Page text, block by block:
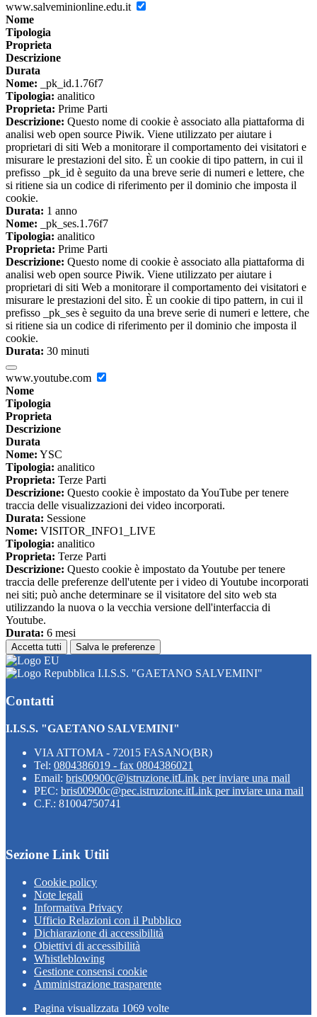
www.salveminionline.edu.it
Nome
Tipologia
Proprieta
Descrizione
Durata
Nome: _pk_id.1.76f7
Tipologia: analitico
Proprieta: Prime Parti
Descrizione: Questo nome di cookie è associato alla piattaforma di
analisi web open source Piwik. Viene utilizzato per aiutare i
proprietari di siti Web a monitorare il comportamento dei visitatori e
misurare le prestazioni del sito. È un cookie di tipo pattern, in cui il
prefisso _pk_id è seguito da una breve serie di numeri e lettere, che
si ritiene sia un codice di riferimento per il dominio che imposta il
cookie.
Durata: 1 anno
Nome: _pk_ses.1.76f7
Tipologia: analitico
Proprieta: Prime Parti
Descrizione: Questo nome di cookie è associato alla piattaforma di
analisi web open source Piwik. Viene utilizzato per aiutare i
proprietari di siti Web a monitorare il comportamento dei visitatori e
misurare le prestazioni del sito. È un cookie di tipo pattern, in cui il
prefisso _pk_ses è seguito da una breve serie di numeri e lettere, che
si ritiene sia un codice di riferimento per il dominio che imposta il
cookie.
Durata: 30 minuti
www.youtube.com
Nome
Tipologia
Proprieta
Descrizione
Durata
Nome: YSC
Tipologia: analitico
Proprieta: Terze Parti
Descrizione: Questo cookie è impostato da YouTube per tenere
traccia delle visualizzazioni dei video incorporati.
Durata: Sessione
Nome: VISITOR_INFO1_LIVE
Tipologia: analitico
Proprieta: Terze Parti
Descrizione: Questo cookie è impostato da Youtube per tenere
traccia delle preferenze dell'utente per i video di Youtube incorporati
nei siti; può anche determinare se il visitatore del sito web sta
utilizzando la nuova o la vecchia versione dell'interfaccia di
Youtube.
Durata: 6 mesi
Accetta tutti Salva le preferenze
I.I.S.S. "GAETANO SALVEMINI"
Contatti
I.I.S.S. "GAETANO SALVEMINI"
VIA ATTOMA - 72015 FASANO(BR)
Tel: 0804386019 - fax 0804386021
Email: bris00900c@istruzione.itLink per inviare una mail
PEC: bris00900c@pec.istruzione.itLink per inviare una mail
C.F.: 81004750741
Sezione Link Utili
Cookie policy
Note legali
Informativa Privacy
Ufficio Relazioni con il Pubblico
Dichiarazione di accessibilità
Obiettivi di accessibilità
Whistleblowing
Gestione consensi cookie
Amministrazione trasparente
Pagina visualizzata 1069 volte